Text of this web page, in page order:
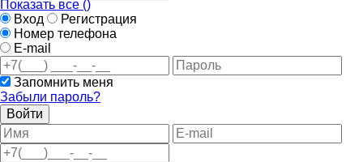
Показать все ()
Вход
Регистрация
Номер телефона
E-mail
Запомнить меня
Забыли пароль?
Войти